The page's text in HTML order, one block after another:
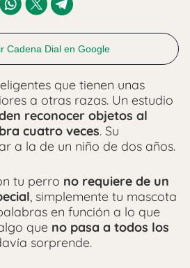
Cadena Dial en Google
que tienen unas
a otras razas. Un estudio
reconocer objetos al
cuatro veces. Su
a la de un niño de dos años.
tu perro no requiere de un
, simplemente tu mascota
en función a lo que
que no pasa a todos los
sorprende.